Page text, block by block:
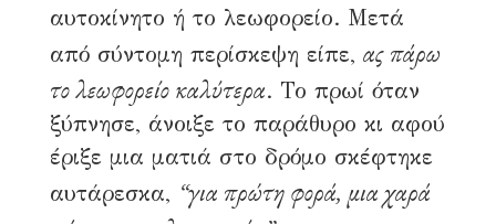
αυτοκίνητο ή το λεωφορείο. Μετά
από σύντομη περίσκεψη είπε, ας πάρω
το λεωφορείο καλύτερα. Το πρωί όταν
ξύπνησε, άνοιξε το παράθυρο κι αφού
έριξε μια ματιά στο δρόμο σκέφτηκε
αυτάρεσκα, “για πρώτη φορά, μια χαρά